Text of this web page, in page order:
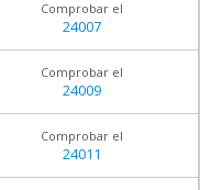
Comprobar el
24007
Comprobar el
24009
Comprobar el
24011